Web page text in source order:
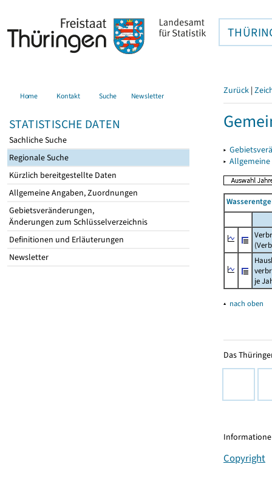
Home Kontakt Suche Newsletter
STATISTISCHE DATEN
Sachliche Suche
Regionale Suche
Kürzlich bereitgestellte Daten
Allgemeine Angaben, Zuordnungen
Gebietsveränderungen,
Änderungen zum Schlüsselverzeichnis
Definitionen und Erläuterungen
Newsletter
Zurück |
▸
▸
je
▴ nach oben
Das
Copyright